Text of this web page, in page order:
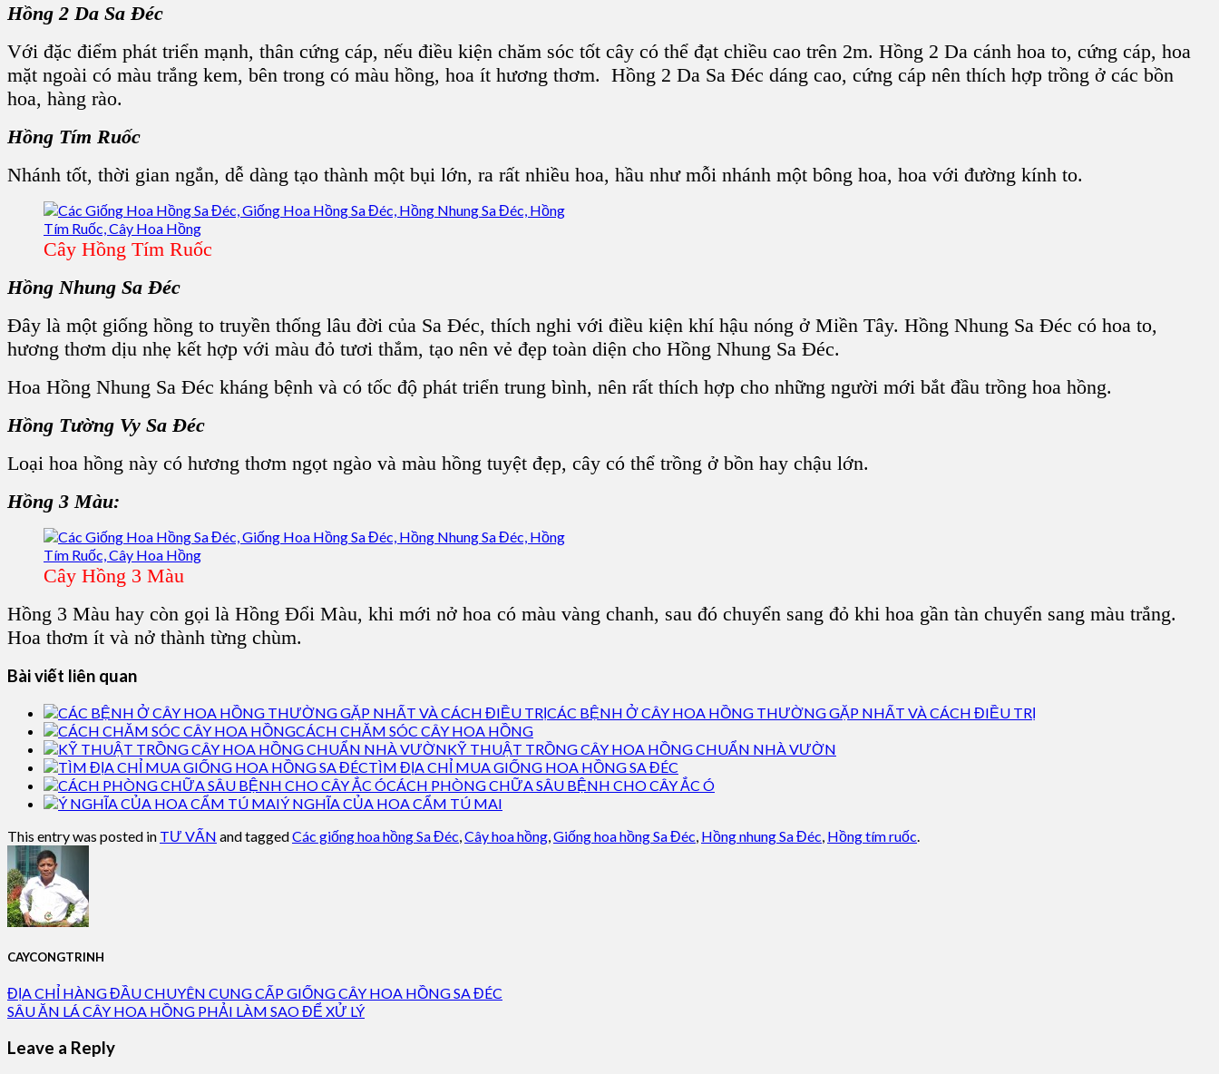
Hồng 2 Da Sa Đéc
Với đặc điểm phát triển mạnh, thân cứng cáp, nếu điều kiện chăm sóc tốt cây có thể đạt chiều cao trên 2m. Hồng 2 Da cánh hoa to, cứng cáp, hoa
mặt ngoài có màu trắng kem, bên trong có màu hồng, hoa ít hương thơm. Hồng 2 Da Sa Đéc dáng cao, cứng cáp nên thích hợp trồng ở các bồn
hoa, hàng rào.
Hồng Tím Ruốc
Nhánh tốt, thời gian ngắn, dễ dàng tạo thành một bụi lớn, ra rất nhiều hoa, hầu như mỗi nhánh một bông hoa, hoa với đường kính to.
Cây Hồng Tím Ruốc
Hồng Nhung Sa Đéc
Đây là một giống hồng to truyền thống lâu đời của Sa Đéc, thích nghi với điều kiện khí hậu nóng ở Miền Tây. Hồng Nhung Sa Đéc có hoa to,
hương thơm dịu nhẹ kết hợp với màu đỏ tươi thắm, tạo nên vẻ đẹp toàn diện cho Hồng Nhung Sa Đéc.
Hoa Hồng Nhung Sa Đéc kháng bệnh và có tốc độ phát triển trung bình, nên rất thích hợp cho những người mới bắt đầu trồng hoa hồng.
Hồng Tường Vy Sa Đéc
Loại hoa hồng này có hương thơm ngọt ngào và màu hồng tuyệt đẹp, cây có thể trồng ở bồn hay chậu lớn.
Hồng 3 Màu:
Cây Hồng 3 Màu
Hồng 3 Màu hay còn gọi là Hồng Đổi Màu, khi mới nở hoa có màu vàng chanh, sau đó chuyển sang đỏ khi hoa gần tàn chuyển sang màu trắng.
Hoa thơm ít và nở thành từng chùm.
Bài viết liên quan
CÁC BỆNH Ở CÂY HOA HỒNG THƯỜNG GẶP NHẤT VÀ CÁCH ĐIỀU TRỊ
CÁCH CHĂM SÓC CÂY HOA HỒNG
KỸ THUẬT TRỒNG CÂY HOA HỒNG CHUẨN NHÀ VƯỜN
TÌM ĐỊA CHỈ MUA GIỐNG HOA HỒNG SA ĐÉC
CÁCH PHÒNG CHỮA SÂU BỆNH CHO CÂY ẮC Ó
Ý NGHĨA CỦA HOA CẨM TÚ MAI
This entry was posted in TƯ VẤN and taggedCác giống hoa hồng Sa Đéc,Cây hoa hồng,Giống hoa hồng Sa Đéc, Hồng nhung Sa Đéc, Hồng tím ruốc.
CAYCONGTRINH
ĐỊA CHỈ HÀNG ĐẦU CHUYÊN CUNG CẤP GIỐNG CÂY HOA HỒNG SA ĐÉC
SÂU ĂN LÁ CÂY HOA HỒNG PHẢI LÀM SAO ĐỂ XỬ LÝ
Leave a Reply